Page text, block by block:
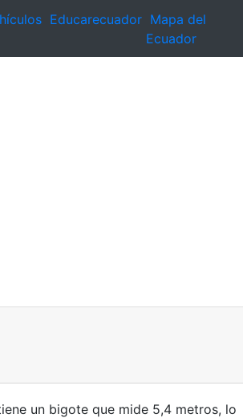
Educarecuador Mapa del
Ecuador
un bigote que mide 5,4 metros, lo